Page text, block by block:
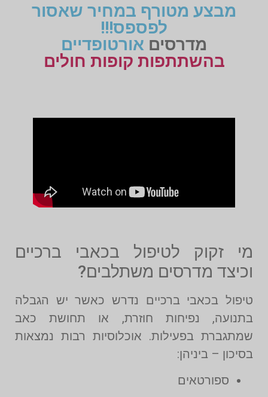
מבצע מטורף במחיר שאסור
לפספס!!!
מדרסים אורטופדיים
בהשתתפות קופות חולים
מי זקוק לטיפול בכאבי ברכיים
וכיצד מדרסים משתלבים?
טיפול בכאבי ברכיים נדרש כאשר יש הגבלה
בתנועה, נפיחות חוזרת, או תחושת כאב
שמתגברת בפעילות. אוכלוסיות רבות נמצאות
בסיכון – ביניהן:
ספורטאים